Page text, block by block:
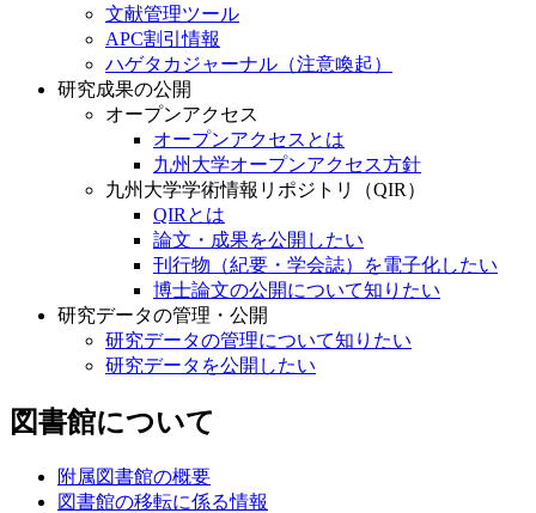
文献管理ツール
APC割引情報
ハゲタカジャーナル（注意喚起）
研究成果の公開
オープンアクセス
オープンアクセスとは
九州大学オープンアクセス方針
九州大学学術情報リポジトリ（QIR）
QIRとは
論文・成果を公開したい
刊行物（紀要・学会誌）を電子化したい
博士論文の公開について知りたい
研究データの管理・公開
研究データの管理について知りたい
研究データを公開したい
図書館について
附属図書館の概要
図書館の移転に係る情報